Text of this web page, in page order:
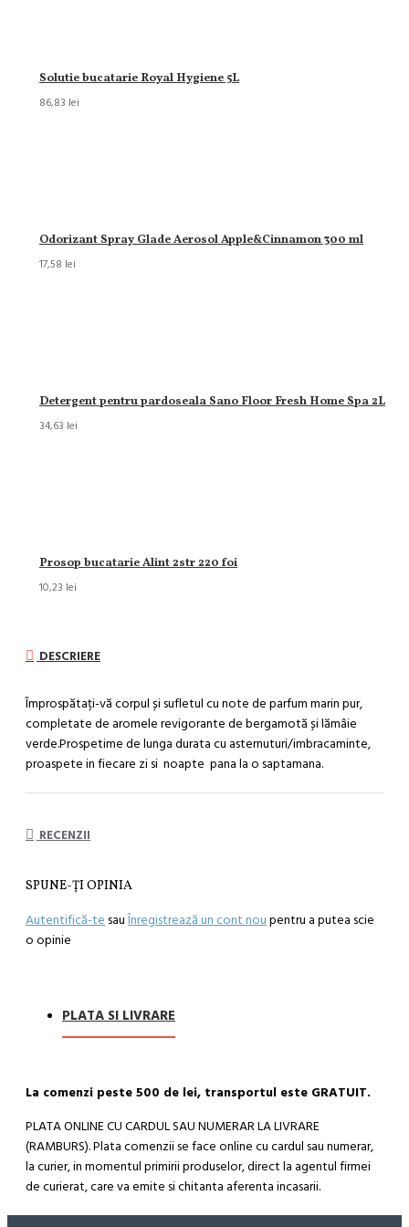
Solutie bucatarie Royal Hygiene 5L
86,83 lei
Odorizant Spray Glade Aerosol Apple&Cinnamon 300 ml
17,58 lei
Detergent pentru pardoseala Sano Floor Fresh Home Spa 2L
34,63 lei
Prosop bucatarie Alint 2str 220 foi
10,23 lei
DESCRIERE
Împrospătați-vă corpul și sufletul cu note de parfum marin pur,
completate de aromele revigorante de bergamotă și lămâie
verde.Prospetime de lunga durata cu asternuturi/imbracaminte,
proaspete in fiecare zi si noapte pana la o saptamana.
RECENZII
SPUNE-ŢI OPINIA
Autentifică-te sauÎnregistrează un cont nou pentru a putea scie
o opinie
PLATA SI LIVRARE
La comenzi peste 500 de lei, transportul este GRATUIT.
PLATA ONLINE CU CARDUL SAU NUMERAR LA LIVRARE
(RAMBURS). Plata comenzii se face online cu cardul sau numerar,
la curier, in momentul primirii produselor, direct la agentul firmei
de curierat, care va emite si chitanta aferenta incasarii.
Cum se face livrarea produselor: